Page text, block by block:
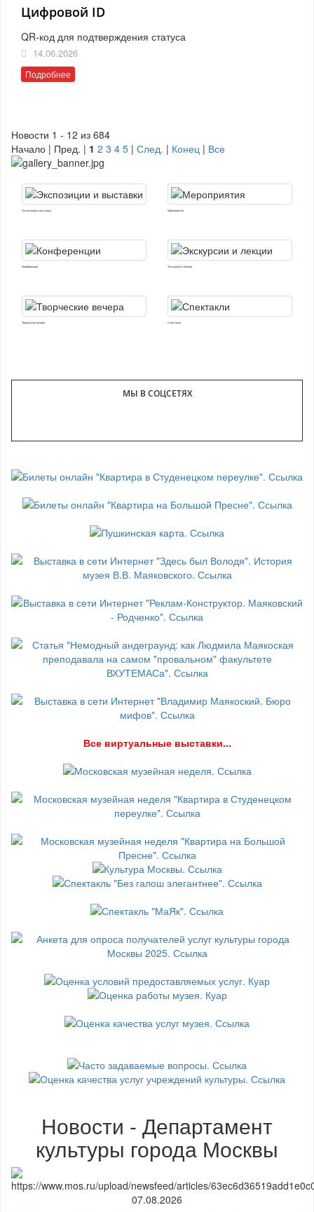
Цифровой ID
QR-код для подтверждения статуса
14.06.2026
Подробнее
Новости 1 - 12 из 684
Начало | Пред. | 1 2 3 4 5 | След. | Конец | Все
Экспозиции и выставки Мероприятия
Конференции Экскурсии и лекции
Творческие вечера Спектакли
МЫ В СОЦСЕТЯХ
Все виртуальные выставки...
Новости - Департамент
культуры города Москвы
07.08.2026